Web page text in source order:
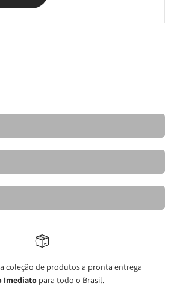
Cadeiras- Kravo 26
Banquetas Kravo
de Jantar Elegantes- Kravo
coleção de produtos a pronta entrega
Imediatopara todo o Brasil.